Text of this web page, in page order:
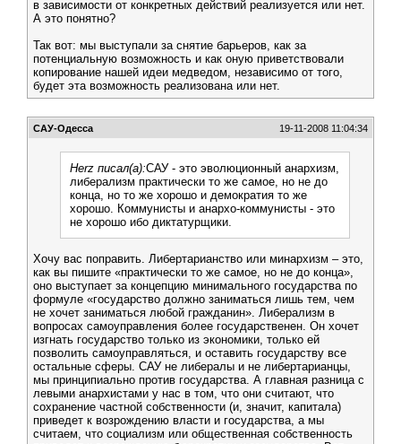
в зависимости от конкретных действий реализуется или нет.
А это понятно?
Так вот: мы выступали за снятие барьеров, как за
потенциальную возможность и как оную приветствовали
копирование нашей идеи медведом, независимо от того,
будет эта возможность реализована или нет.
САУ-Одесса 19-11-2008 11:04:34
Herz писал(а):САУ - это эволюционный анархизм,
либерализм практически то же самое, но не до
конца, но то же хорошо и демократия то же
хорошо. Коммунисты и анархо-коммунисты - это
не хорошо ибо диктатурщики.
Хочу вас поправить. Либертарианство или минархизм – это,
как вы пишите «практически то же самое, но не до конца»,
оно выступает за концепцию минимального государства по
формуле «государство должно заниматься лишь тем, чем
не хочет заниматься любой гражданин». Либерализм в
вопросах самоуправления более государственен. Он хочет
изгнать государство только из экономики, только ей
позволить самоуправляться, и оставить государству все
остальные сферы. САУ не либералы и не либертарианцы,
мы принципиально против государства. А главная разница с
левыми анархистами у нас в том, что они считают, что
сохранение частной собственности (и, значит, капитала)
приведет к возрождению власти и государства, а мы
считаем, что социализм или общественная собственность